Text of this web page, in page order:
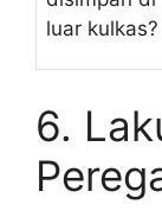
luar kulkas?
6.